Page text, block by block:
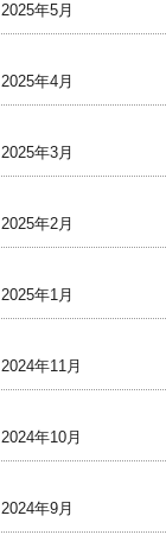
2025年5月
2025年4月
2025年3月
2025年2月
2025年1月
2024年11月
2024年10月
2024年9月